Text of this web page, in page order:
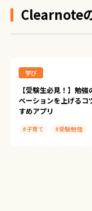
Clearnote
学び
【受験生必見！】勉強
ベーションを上げるコ
すめアプリ
#子育て
#受験勉強